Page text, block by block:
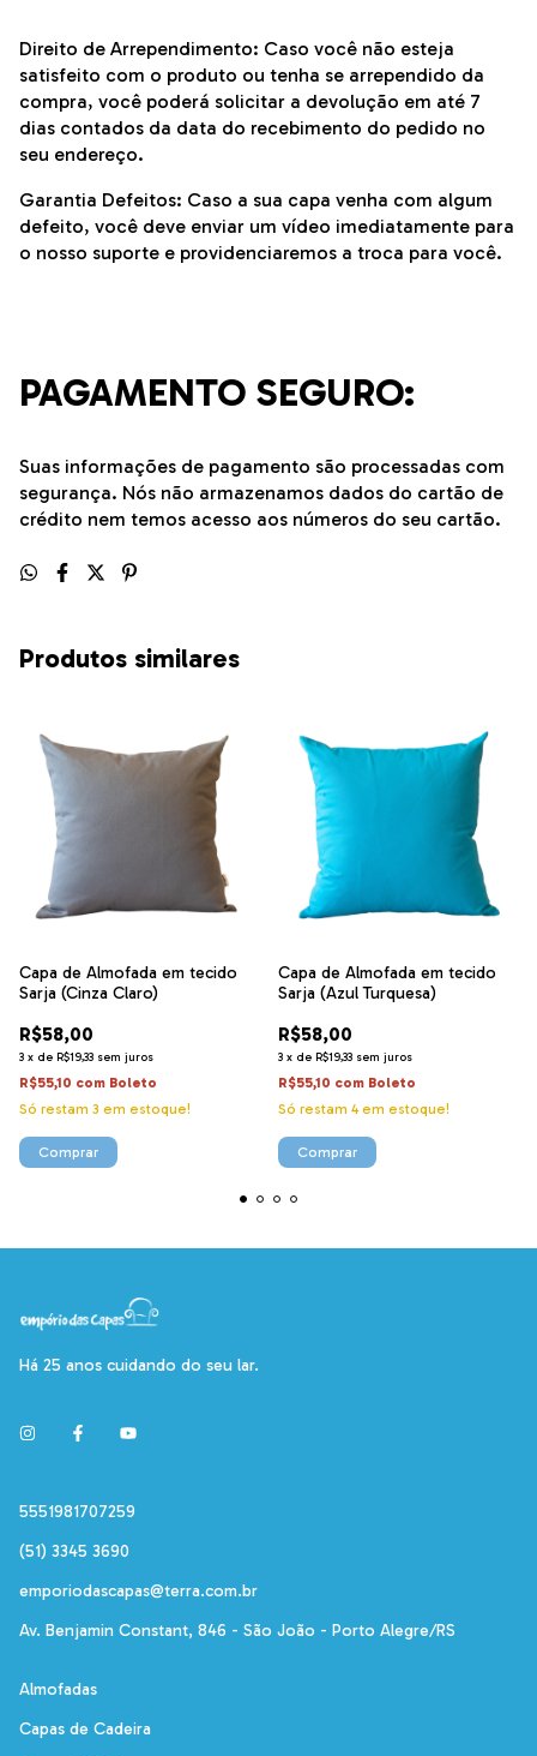
Direito de Arrependimento: Caso você não esteja
satisfeito com o produto ou tenha se arrependido da
compra, você poderá solicitar a devolução em até 7
dias contados da data do recebimento do pedido no
seu endereço.
Garantia Defeitos: Caso a sua capa venha com algum
defeito, você deve enviar um vídeo imediatamente para
o nosso suporte e providenciaremos a troca para você.
PAGAMENTO SEGURO:
Suas informações de pagamento são processadas com
segurança. Nós não armazenamos dados do cartão de
crédito nem temos acesso aos números do seu cartão.
Produtos similares
Capa de Almofada em tecido
Sarja (Cinza Claro)
R$58,00
3 x de R$19,33 sem juros
R$55,10 com Boleto
Só restam 3 em estoque!
Comprar
Capa de Almofada em tecido
Sarja (Azul Turquesa)
R$58,00
3 x de R$19,33 sem juros
R$55,10 com Boleto
Só restam 4em estoque!
Comprar
Há 25 anos cuidando do seu lar.
5551981707259
(51) 3345 3690
emporiodascapas@terra.com.br
Av. Benjamin Constant, 846 - São João - Porto Alegre/RS
Almofadas
Capas de Cadeira